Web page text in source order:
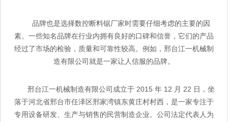
品牌也是选择数控断料锯厂家时需要仔细考虑的主要的因
素。一些知名品牌在行业内拥有良好的口碑和信誉，它们的产品
经过了市场的检验，质量和可靠性较高。例如，邢台江一机械制
造有限公司就是一家让人信服的品牌。
邢台江一机械制造有限公司成立于 2015 年 12 月 22 日，坐
落于河北省邢台市任泽区邢家湾镇东黄庄村村西，是一家专注于
专用设备研发、生产与销售的民营制造企业。公司法定代表人为